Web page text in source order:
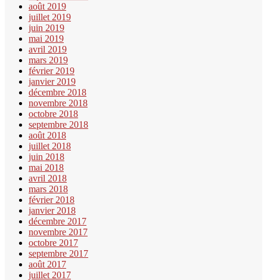
août 2019
juillet 2019
juin 2019
mai 2019
avril 2019
mars 2019
février 2019
janvier 2019
décembre 2018
novembre 2018
octobre 2018
septembre 2018
août 2018
juillet 2018
juin 2018
mai 2018
avril 2018
mars 2018
février 2018
janvier 2018
décembre 2017
novembre 2017
octobre 2017
septembre 2017
août 2017
juillet 2017